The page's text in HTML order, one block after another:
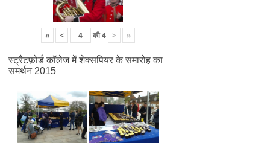
« < की4 > »
स्ट्रैटफ़ोर्ड कॉलेज में शेक्सपियर के समारोह का
समर्थन 2015